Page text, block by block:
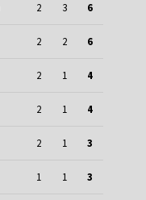
2 3 6
2 2 6
2 1 4
2 1 4
2 1 3
1 1 3